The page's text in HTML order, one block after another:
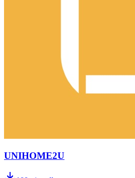
UNIHOME2U